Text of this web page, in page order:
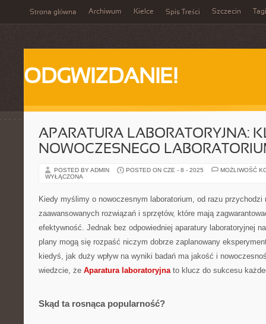
Strona główna Archiwum Kielce Spis Treści Szczecin Tagi
ODGWIZDANIE!
APARATURA LABORATORYJNA:
NOWOCZESNEGO
POSTED BY ADMIN POSTED ON CZE - 8 - 2025
MOŻLIWOŚĆ
WYŁĄCZONA
Kiedy myślimy o nowoczesnym laboratorium, od razu przychodzi
zaawansowanych rozwiązań i sprzętów, które mają
efektywność. Jednak bez odpowiedniej aparatury laboratoryjnej
plany mogą się rozpaść niczym dobrze zaplanowany
kiedyś, jak duży wpływ na wyniki badań ma jakość i
wiedzcie, że Aparatura laboratoryjnato klucz do sukcesu
Skąd ta rosnąca popularność?